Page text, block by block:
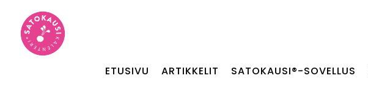
ETUSIVU ARTIKKELIT SATOKAUSI®-SOVELLUS